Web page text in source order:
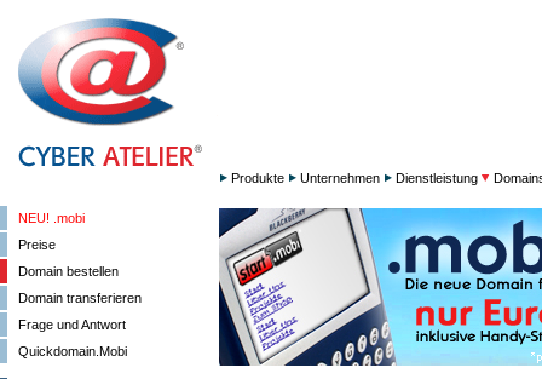
NEU! .mobi
Preise
Domain bestellen
Domain transferieren
Frage und Antwort
Quickdomain.Mobi
Produkte Unternehmen Dienstleistung